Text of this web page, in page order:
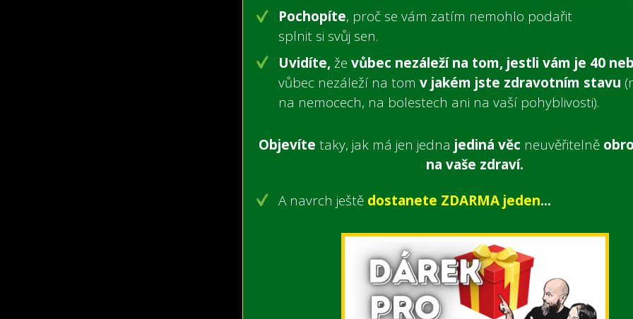
Pochopíte, proč se vám zatím nemohlo podařit
splnit si svůj sen.
Uvidíte,že vůbec nezáleží na tom, jestli vám je 40
vůbec nezáleží na tom v jakém jste zdravotním stavu
na nemocech, na bolestech ani na vaší pohyblivosti).
Objevíte taky, jak má jen jedna jediná věc neuvěřitelně
na vaše zdraví.
A navrch ještě dostanete ZDARMA jeden...